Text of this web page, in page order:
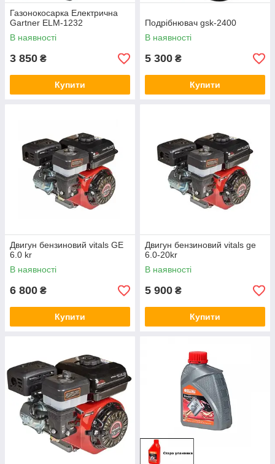
Газонокосарка Електрична
Gartner ELM-1232
В наявності
3 850 ₴
Купити
Подрібнювач gsk-2400
В наявності
5 300 ₴
Купити
Двигун бензиновий vitals GE
6.0 kr
В наявності
6 800 ₴
Купити
Двигун бензиновий vitals ge
6.0-20kr
В наявності
5 900 ₴
Купити